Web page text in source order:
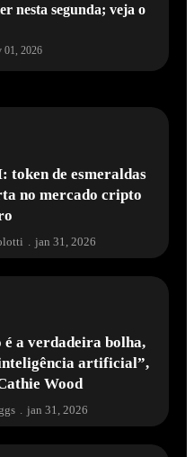
nesta segunda; veja o
01, 2026
token de esmeraldas
no mercado cripto
jan 31, 2026
é a verdadeira bolha,
artificial”,
Wood
. jan 31, 2026